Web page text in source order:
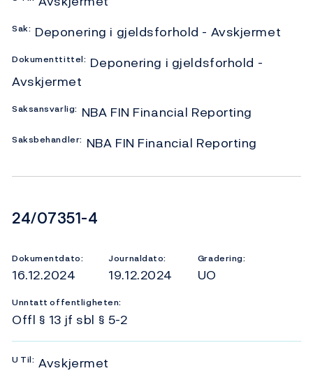
Sak: Deponering i gjeldsforhold - Avskjermet
Dokumenttittel: Deponering i gjeldsforhold -
Avskjermet
Saksansvarlig: NBA FIN Financial Reporting
Saksbehandler: NBA FIN Financial Reporting
Dokumentnummer
24/07351-4
Dokumentdato:
16.12.2024
Journaldato:
19.12.2024
Gradering:
UO
Unntatt offentligheten:
Offl § 13 jf sbl § 5-2
U Til: Avskjermet